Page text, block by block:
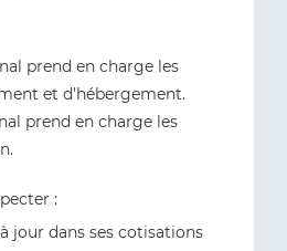
prend en charge les
et d’hébergement.
prend en charge les
:
jour dans ses cotisations